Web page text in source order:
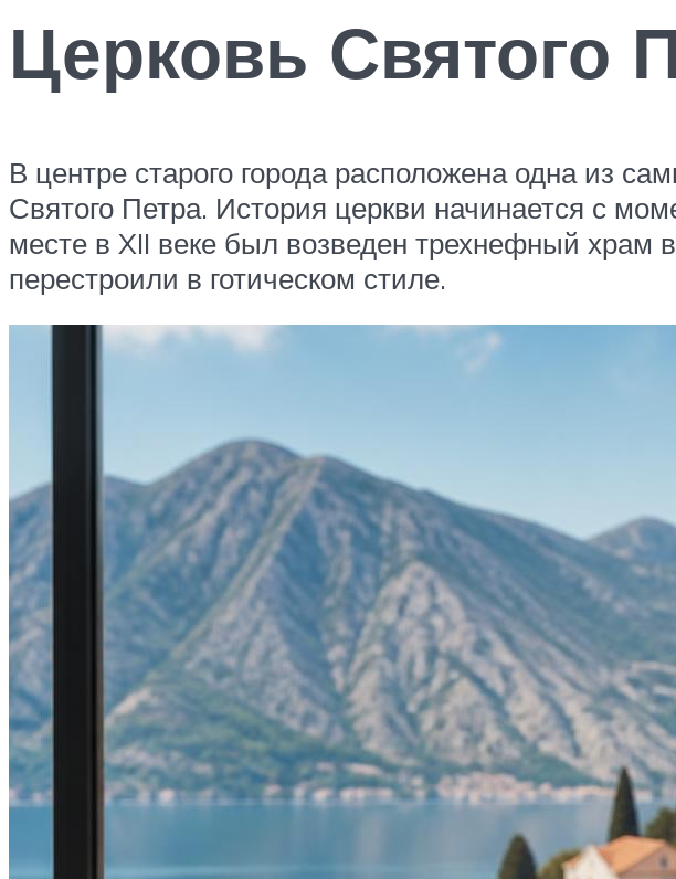
Церковь Святого
В центре старого города расположена одна из
Святого Петра. История церкви начинается с
месте в XII веке был возведен трехнефный храм
перестроили в готическом стиле.